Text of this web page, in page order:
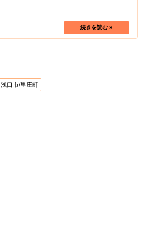
浅口市/里庄町